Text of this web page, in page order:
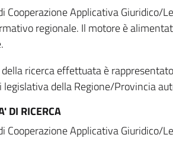
Cooperazione Applicativa
regionale. Il motore è
ricerca effettuata è
legislativa della Regione/Provincia
DI RICERCA
Cooperazione Applicativa